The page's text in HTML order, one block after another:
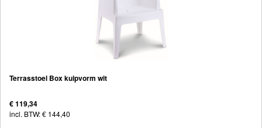
Terrasstoel Box kuipvorm wit
€ 119,34
incl. BTW: € 144,40